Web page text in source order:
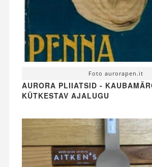
Foto aurorapen.it
AURORA PLIIATSID -
KÜTKESTAV AJALUGU